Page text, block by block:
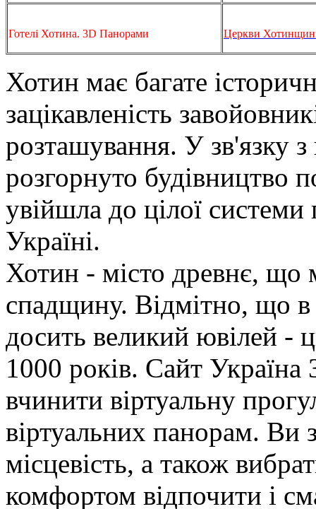
Готелі Хотина. 3D Панорами Церкви
Хотин має багате
зацікавленість
розташування. У зв'язку
розгорнуто будівництво
увійшла до цілої
Україні.
Хотин - місто древнє, що
спадщину. Відмітно, що в
досить великий ювілей -
1000 років. Сайт
вчинити віртуальну
віртуальних панорам. Ви
місцевість, а також
комфортом відпочити і